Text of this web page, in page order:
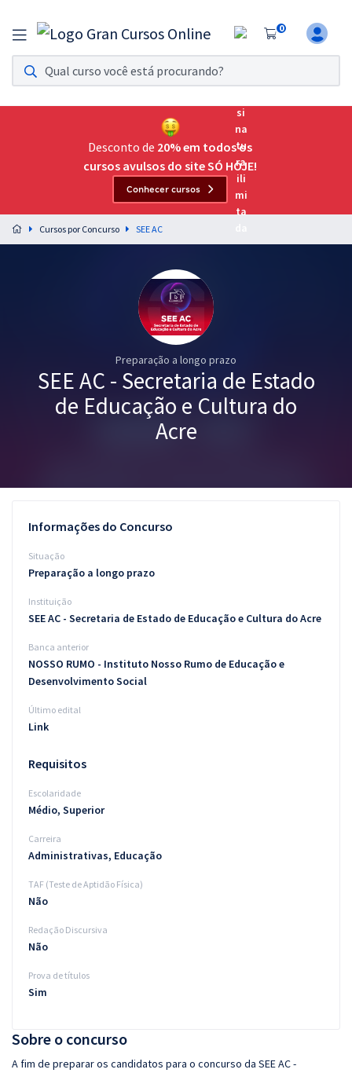
0
Assinatura Ilimitada 11
Acesso a todos os cursos. Teste grátis por 7 dias!
Assinatura OAB Até Passar
Acesso ilimitado a toda preparação para o Exame da
Preparação completa e intensiva para as principais
residências em saúde do Brasil
Graduação
Blog
Aprovados
Atendimento
Desconto de 20% em todos os
cursos avulsos do site SÓ HOJE!
Conhecer cursos
Cursos por Concurso SEE AC
Preparação a longo prazo
SEE AC - Secretaria de Estado
de Educação e Cultura do
Acre
Sobre o concurso
A fim de preparar os candidatos para o concurso da SEE AC -
Informações do Concurso
Situação
Preparação a longo prazo
Instituição
SEE AC - Secretaria de Estado de Educação e Cultura do Acre
Banca anterior
NOSSO RUMO - Instituto Nosso Rumo de Educação e
Desenvolvimento Social
Último edital
Link
Requisitos
Escolaridade
Médio, Superior
Carreira
Administrativas, Educação
TAF (Teste de Aptidão Física)
Não
Redação Discursiva
Não
Prova de títulos
Sim